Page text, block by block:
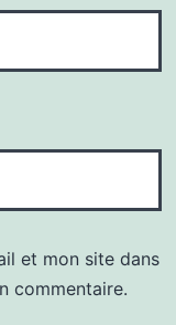
et mon site dans
commentaire.